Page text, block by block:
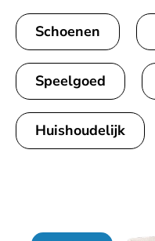
Schoenen
Speelgoed
Huishoudelijk